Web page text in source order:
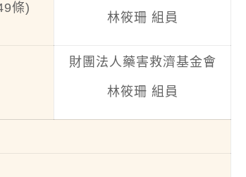
條)
林筱珊 組員
財團法人藥害救濟基金會
林筱珊 組員